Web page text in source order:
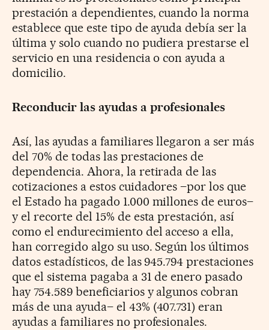
prestación a dependientes, cuando la norma
establece que este tipo de ayuda debía ser la
última y solo cuando no pudiera prestarse el
servicio en una residencia o con ayuda a
domicilio.
Reconducir las ayudas a profesionales
Así, las ayudas a familiares llegaron a ser más
del 70% de todas las prestaciones de
dependencia. Ahora, la retirada de las
cotizaciones a estos cuidadores –por los que
el Estado ha pagado 1.000 millones de euros–
y el recorte del 15% de esta prestación, así
como el endurecimiento del acceso a ella,
han corregido algo su uso. Según los últimos
datos estadísticos, de las 945.794 prestaciones
que el sistema pagaba a 31 de enero pasado
hay 754.589 beneficiarios y algunos cobran
más de una ayuda– el 43% (407.731) eran
ayudas a familiares no profesionales.